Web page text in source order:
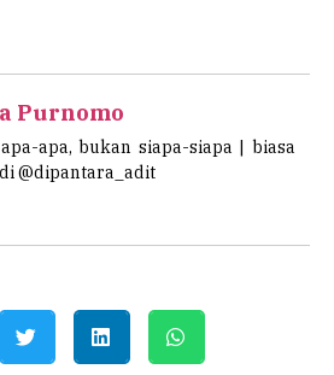
Purnomo
apa, bukan siapa-siapa | biasa
@dipantara_adit